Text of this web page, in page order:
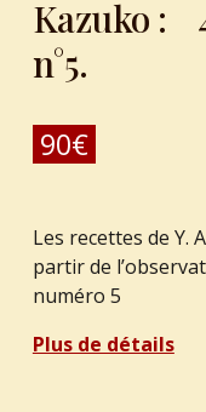
Kazuko :
n°5.
90€
Les recettes de Y.
partir de
numéro 5
Plus de détails